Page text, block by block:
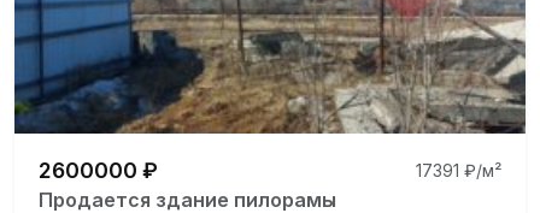
2600000 ₽ 17391 ₽/м²
Продается здание пилорамы